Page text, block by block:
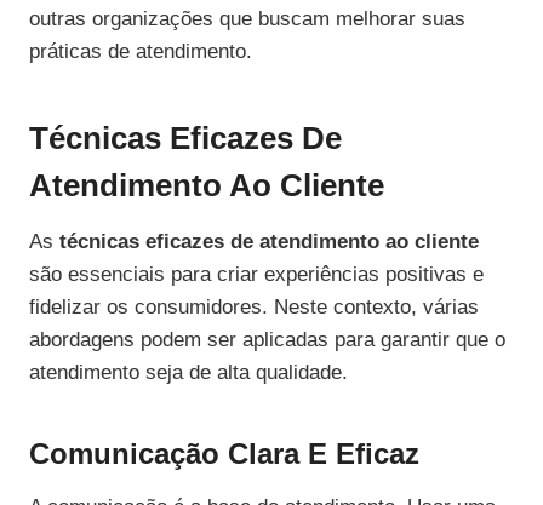
outras organizações que buscam melhorar suas
práticas de atendimento.
Técnicas Eficazes De
Atendimento Ao Cliente
As técnicas eficazes de atendimento ao cliente
são essenciais para criar experiências positivas e
fidelizar os consumidores. Neste contexto, várias
abordagens podem ser aplicadas para garantir que o
atendimento seja de alta qualidade.
Comunicação Clara E Eficaz